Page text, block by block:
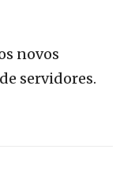
novos
servidores.